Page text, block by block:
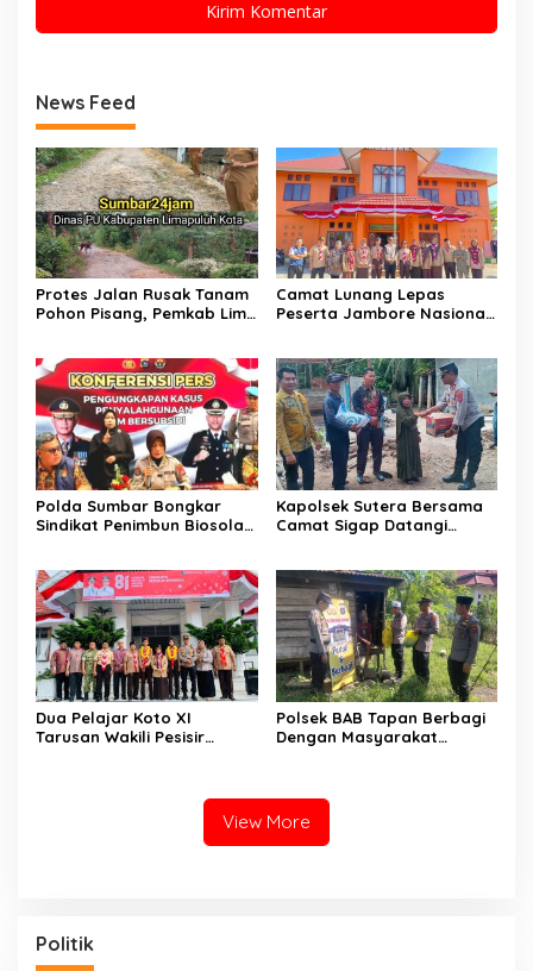
News Feed
Protes Jalan Rusak Tanam
Pohon Pisang, Pemkab Lima
Direalisasikan
Camat Lunang Lepas
Peserta Jambore Nasional
Polda Sumbar Bongkar
Sindikat Penimbun Biosolar
Kapolsek Sutera Bersama
Camat Sigap Datangi
Beliung
Dua Pelajar Koto XI
Tarusan Wakili Pesisir
Polsek BAB Tapan Berbagi
Dengan Masyarakat
View More
Politik